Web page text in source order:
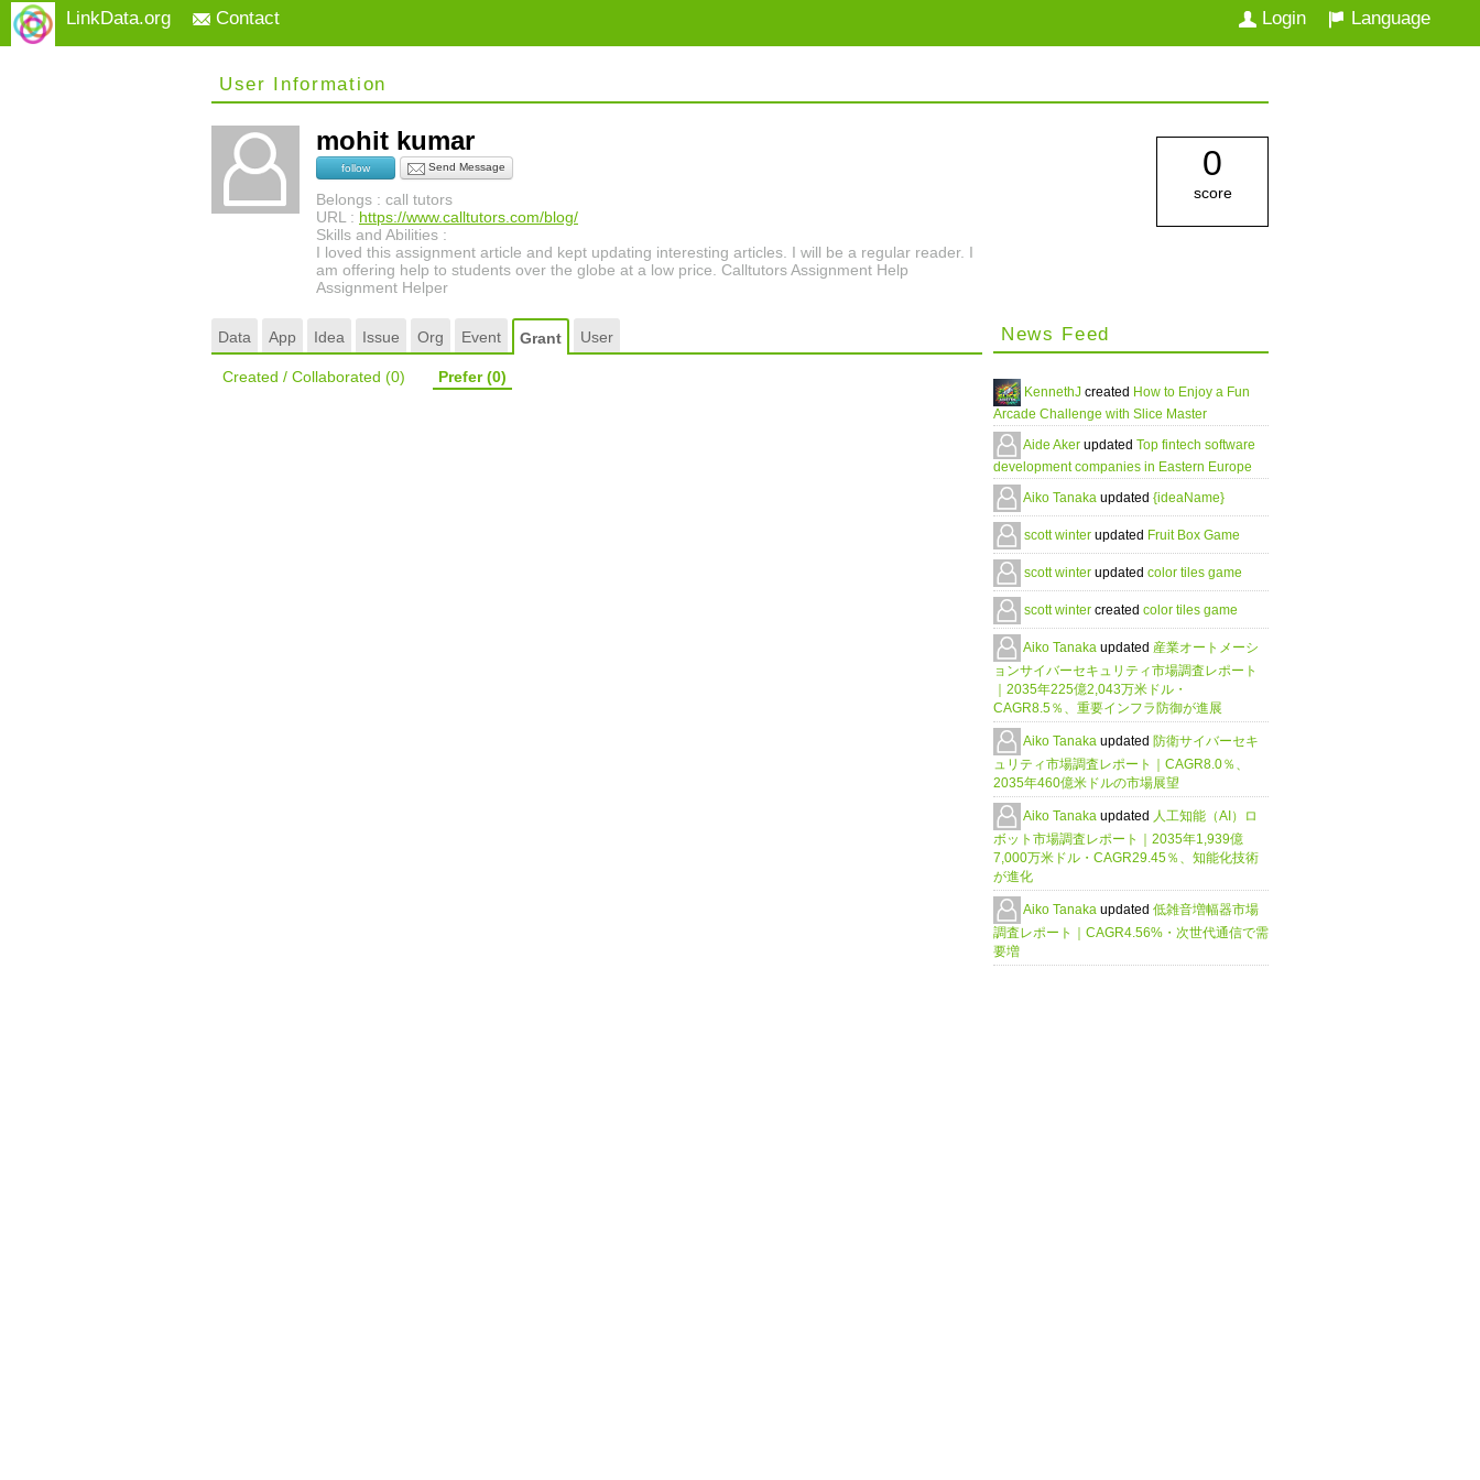
LinkData.org Contact Language
Login
User Information
mohit kumar
follow Send Message
Belongs : call tutors
URL : https://www.calltutors.com/blog/
Skills and Abilities :
I loved this assignment article and kept updating interesting articles. I will be a regular reader. I
am offering help to students over the globe at a low price. Calltutors Assignment Help
Assignment Helper
0
score
Data App Idea Issue Org Event Grant User
Created / Collaborated (0) Prefer(0)
News Feed
KennethJ created How to Enjoy a Fun
Arcade Challenge with Slice Master
Aide Aker updated Top fintech software
development companies in Eastern Europe
Aiko Tanaka updated {ideaName}
scott winter updated Fruit Box Game
scott winter updated color tiles game
scott winter created color tiles game
Aiko Tanaka updated 産業オートメーシ
ョンサイバーセキュリティ市場調査レポート
｜2035年225億2,043万米ドル・
CAGR8.5％、重要インフラ防御が進展
Aiko Tanaka updated 防衛サイバーセキ
ュリティ市場調査レポート｜CAGR8.0％、
2035年460億米ドルの市場展望
Aiko Tanaka updated 人工知能（AI）ロ
ボット市場調査レポート｜2035年1,939億
7,000万米ドル・CAGR29.45％、知能化技術
が進化
Aiko Tanaka updated 低雑音増幅器市場
調査レポート｜CAGR4.56%・次世代通信で需
要増